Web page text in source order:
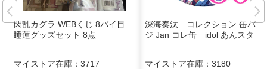
閃乱カグラ WEBくじ 8パイ目
睡蓮グッズセット 8点
マイストア在庫： 3717
深海奏汰 コレクション 缶バッ
ジ Jan コレ缶 idol あんスタ
マイストア在庫： 3180